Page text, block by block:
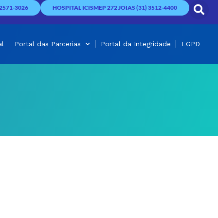
3026 HOSPITAL ICISMEP 272 JOIAS (31) 3512-4400
Portal das Parcerias Portal da Integridade LGPD